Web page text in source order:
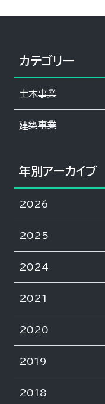
カテゴリー
土木事業
建築事業
年別アーカイブ
2026
2025
2024
2021
2020
2019
2018